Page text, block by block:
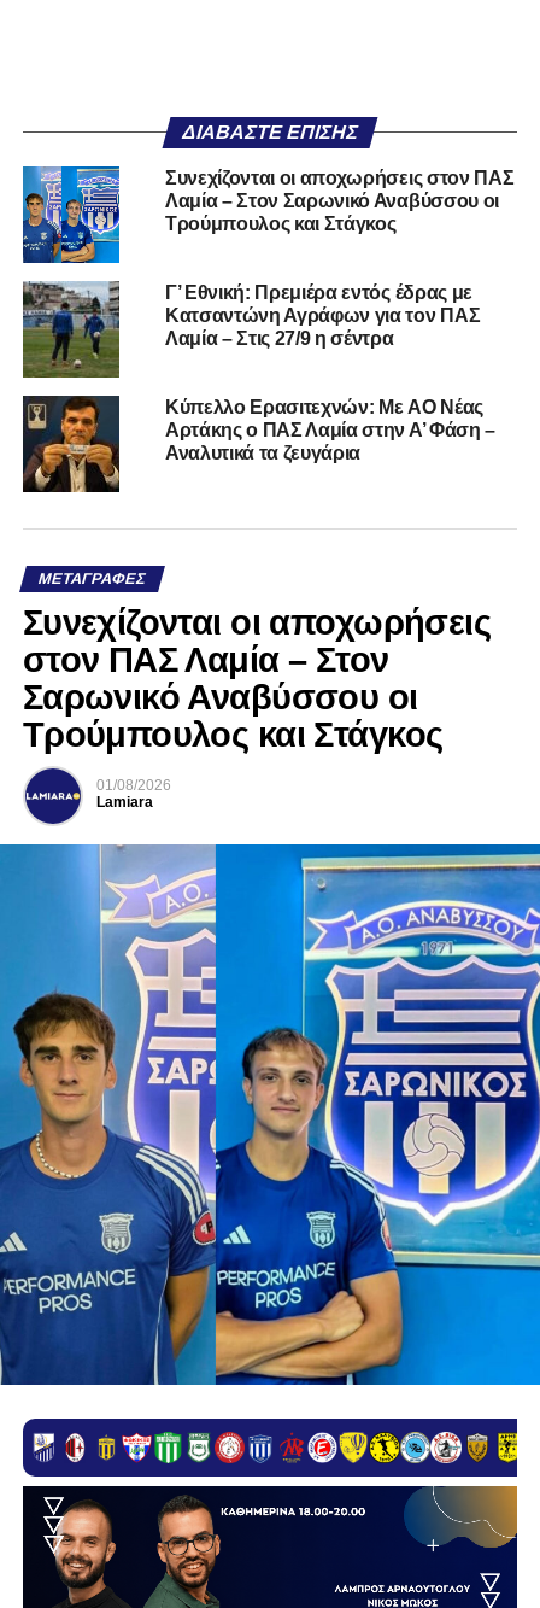
ΔΙΑΒΆΣΤΕ ΕΠΊΣΗΣ
Συνεχίζονται οι αποχωρήσεις στον ΠΑΣ
Λαμία – Στον Σαρωνικό Αναβύσσου οι
Τρούμπουλος και Στάγκος
Γ’ Εθνική: Πρεμιέρα εντός έδρας με
Κατσαντώνη Αγράφων για τον ΠΑΣ
Λαμία – Στις 27/9 η σέντρα
Kύπελλο Ερασιτεχνών: Με AO Nέας
Αρτάκης ο ΠΑΣ Λαμία στην Α’ Φάση –
Αναλυτικά τα ζευγάρια
ΜΕΤΑΓΡΑΦΈΣ
Συνεχίζονται οι αποχωρήσεις
στον ΠΑΣ Λαμία – Στον
Σαρωνικό Αναβύσσου οι
Τρούμπουλος και Στάγκος
01/08/2026
Lamiara